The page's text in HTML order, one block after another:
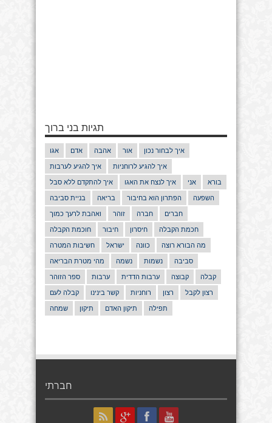
תגיות בני ברוך
אגו אדם אהבה אור איך לבחור נכון
איך להגיע לערבות איך להגיע לרוחניות
איך להתקדם ללא סבל איך לנצח את האגו אני בורא
בניית סביבה בריאה הפתרון הוא בחיבור השפעה
ואהבת לרעך כמוך זוהר חברה חברים
חוכמת הקבלה חיבור חיסרון חכמת הקבלה
חשיבות המטרה ישראל כוונה מה הבורא רוצה
מהי מטרת הבריאה נשמה נשמות סביבה
ספר הזוהר ערבות ערבות הדדית קבוצה קבלה
קבלה לעם קשר בינינו רוחניות רצון רצון לקבל
שמחה תיקון תיקון האדם תפילה
חברתי